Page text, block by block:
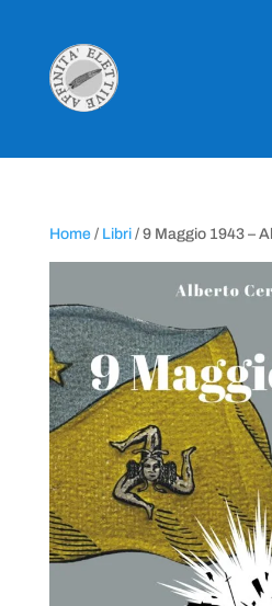
Home/ Libri/ 9 Maggio 1943 –